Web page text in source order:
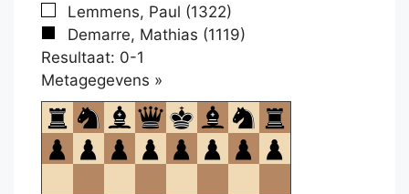
Lemmens, Paul (1322)
Demarre, Mathias (1119)
Resultaat: 0-1
Metagegevens »
om
te
openen.